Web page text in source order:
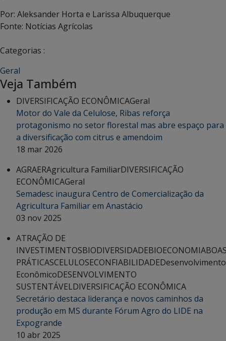
Por: Aleksander Horta e Larissa Albuquerque
Fonte: Notícias Agrícolas
Categorias :
Geral
Veja Também
DIVERSIFICAÇÃO ECONÔMICAGeral
Motor do Vale da Celulose, Ribas reforça
protagonismo no setor florestal mas abre espaço para
a diversificação com citrus e amendoim
18 mar 2026
AGRAERAgricultura FamiliarDIVERSIFICAÇÃO
ECONÔMICAGeral
Semadesc inaugura Centro de Comercialização da
Agricultura Familiar em Anastácio
03 nov 2025
ATRAÇÃO DE
INVESTIMENTOSBIODIVERSIDADEBIOECONOMIA
PRÁTICASCELULOSECONFIABILIDADEDesenvolvimento
EconômicoDESENVOLVIMENTO
SUSTENTÁVELDIVERSIFICAÇÃO ECONÔMICA
Secretário destaca liderança e novos caminhos da
produção em MS durante Fórum Agro do LIDE na
Expogrande
10 abr 2025